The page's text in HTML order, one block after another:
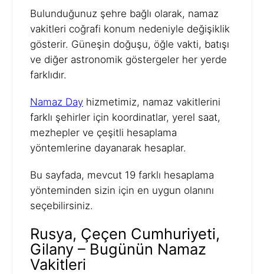
Bulunduğunuz şehre bağlı olarak, namaz
vakitleri coğrafi konum nedeniyle değişiklik
gösterir. Güneşin doğuşu, öğle vakti, batışı
ve diğer astronomik göstergeler her yerde
farklıdır.
Namaz Day hizmetimiz, namaz vakitlerini
farklı şehirler için koordinatlar, yerel saat,
mezhepler ve çeşitli hesaplama
yöntemlerine dayanarak hesaplar.
Bu sayfada, mevcut 19 farklı hesaplama
yönteminden sizin için en uygun olanını
seçebilirsiniz.
Rusya, Çeçen Cumhuriyeti,
Gilany – Bugünün Namaz
Vakitleri